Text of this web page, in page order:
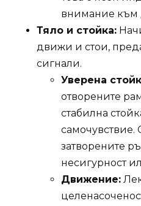
внимание към
Тяло и стойка:
движи и стои,
сигнали.
Уверена
отворените
стабилна
самочувствие.
затворените
несигурност
Движение: